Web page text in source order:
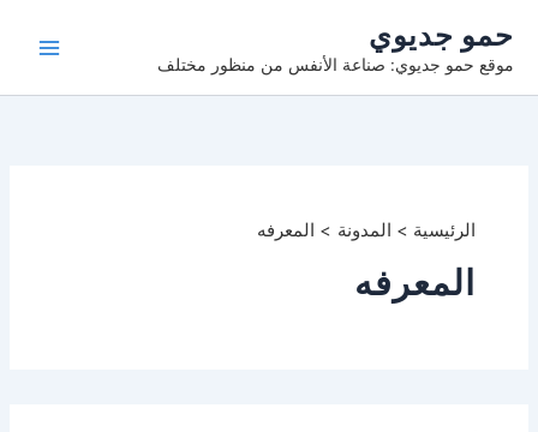
المحتوى
حمو جديوي
موقع حمو جديوي: صناعة الأنفس من منظور مختلف
الرئيسية المدونة المعرفه
المعرفه